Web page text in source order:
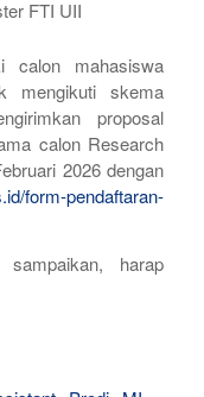
FTI UII
calon mahasiswa
mengikuti skema
proposal
calon Research
2026 dengan
form-pendaftaran-
harap